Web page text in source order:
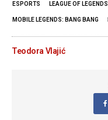
ESPORTS LEAGUE OF LEGENDS
MOBILE LEGENDS: BANG BANG
Teodora Vlajić